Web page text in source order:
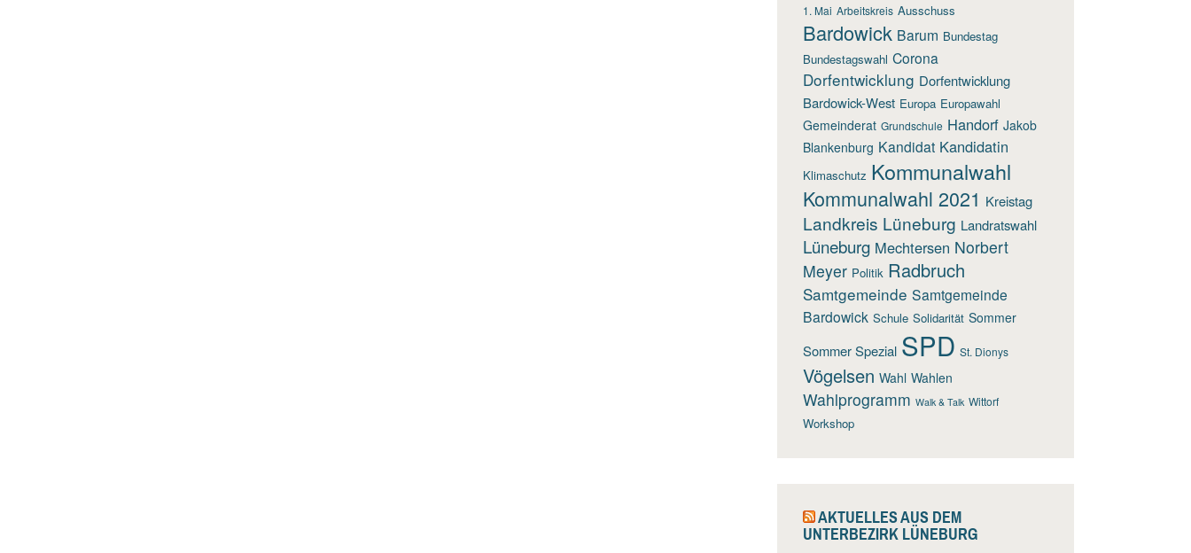
1. Mai Arbeitskreis Ausschuss
Bardowick Barum Bundestag
Bundestagswahl Corona
Dorfentwicklung Dorfentwicklung
Bardowick-West Europa Europawahl
Gemeinderat Grundschule Handorf Jakob
Blankenburg Kandidat Kandidatin
Klimaschutz Kommunalwahl
Kommunalwahl 2021 Kreistag
Landkreis Lüneburg Landratswahl
Lüneburg Mechtersen Norbert
Meyer Politik Radbruch
Samtgemeinde Samtgemeinde
Bardowick Schule Solidarität Sommer
Sommer Spezial SPD St. Dionys
Vögelsen Wahl Wahlen
Wahlprogramm Walk & Talk Wittorf
Workshop
AKTUELLES AUS DEM
UNTERBEZIRK LÜNEBURG